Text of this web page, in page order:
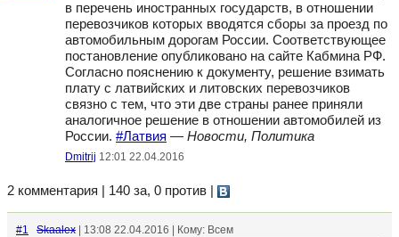
в перечень иностранных государств, в отношении
перевозчиков которых вводятся сборы за проезд по
автомобильным дорогам России. Соответствующее
постановление опубликовано на сайте Кабмина РФ.
Согласно пояснению к документу, решение взимать
плату с латвийских и литовских перевозчиков
связно с тем, что эти две страны ранее приняли
аналогичное решение в отношении автомобилей из
России. #Латвия — Новости, Политика
Dmitrij 12:01 22.04.2016
2 комментария | 140 за, 0 против
#1 Skaalex | 13:08 22.04.2016 | Кому: Всем